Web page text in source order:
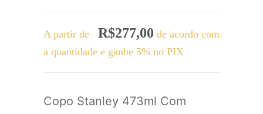
A partir de R$277,00 de acordo com
a quantidade e ganhe 5% no PIX
Copo Stanley 473ml Com